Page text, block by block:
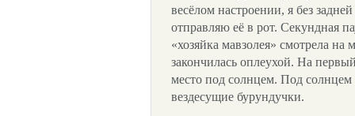
весёлом настроении, я без
отправляю её в рот. Секундная
«хозяйка мавзолея» смотрела
закончилась оплеухой. На
место под солнцем. Под
вездесущие бурундучки.